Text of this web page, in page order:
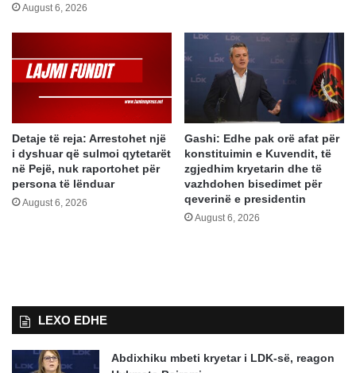
August 6, 2026
Detaje të reja: Arrestohet një
i dyshuar që sulmoi qytetarët
në Pejë, nuk raportohet për
persona të lënduar
August 6, 2026
Gashi: Edhe pak orë afat për
konstituimin e Kuvendit, të
zgjedhim kryetarin dhe të
vazhdohen bisedimet për
qeverinë e presidentin
August 6, 2026
LEXO EDHE
Abdixhiku mbeti kryetar i LDK-së, reagon